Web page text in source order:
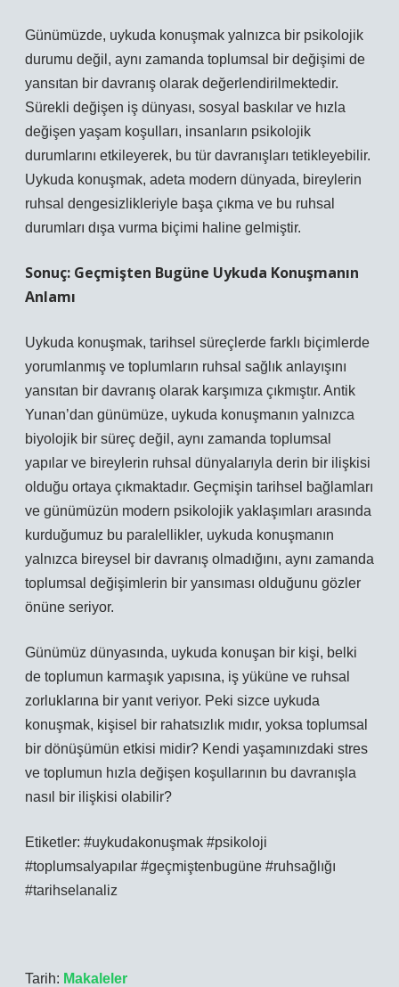
Günümüzde, uykuda konuşmak yalnızca bir psikolojik
durumu değil, aynı zamanda toplumsal bir değişimi de
yansıtan bir davranış olarak değerlendirilmektedir.
Sürekli değişen iş dünyası, sosyal baskılar ve hızla
değişen yaşam koşulları, insanların psikolojik
durumlarını etkileyerek, bu tür davranışları tetikleyebilir.
Uykuda konuşmak, adeta modern dünyada, bireylerin
ruhsal dengesizlikleriyle başa çıkma ve bu ruhsal
durumları dışa vurma biçimi haline gelmiştir.
Sonuç: Geçmişten Bugüne Uykuda Konuşmanın
Anlamı
Uykuda konuşmak, tarihsel süreçlerde farklı biçimlerde
yorumlanmış ve toplumların ruhsal sağlık anlayışını
yansıtan bir davranış olarak karşımıza çıkmıştır. Antik
Yunan’dan günümüze, uykuda konuşmanın yalnızca
biyolojik bir süreç değil, aynı zamanda toplumsal
yapılar ve bireylerin ruhsal dünyalarıyla derin bir ilişkisi
olduğu ortaya çıkmaktadır. Geçmişin tarihsel bağlamları
ve günümüzün modern psikolojik yaklaşımları arasında
kurduğumuz bu paralellikler, uykuda konuşmanın
yalnızca bireysel bir davranış olmadığını, aynı zamanda
toplumsal değişimlerin bir yansıması olduğunu gözler
önüne seriyor.
Günümüz dünyasında, uykuda konuşan bir kişi, belki
de toplumun karmaşık yapısına, iş yüküne ve ruhsal
zorluklarına bir yanıt veriyor. Peki sizce uykuda
konuşmak, kişisel bir rahatsızlık mıdır, yoksa toplumsal
bir dönüşümün etkisi midir? Kendi yaşamınızdaki stres
ve toplumun hızla değişen koşullarının bu davranışla
nasıl bir ilişkisi olabilir?
Etiketler: #uykudakonuşmak #psikoloji
#toplumsalyapılar #geçmiştenbugüne #ruhsağlığı
#tarihselanaliz
Tarih: Makaleler